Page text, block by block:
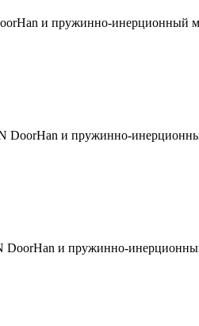
и пружинно-инерционный
и пружинно-
и пружинно-